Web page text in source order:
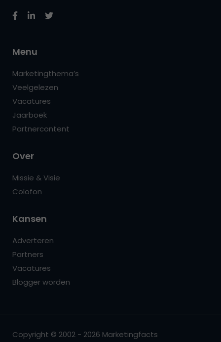
Menu
Marketingthema’s
Veelgelezen
Vacatures
Jaarboek
Partnercontent
Over
Missie & Visie
Colofon
Kansen
Adverteren
Partners
Vacatures
Blogger worden
Copyright © 2002 - 2026 Marketingfacts